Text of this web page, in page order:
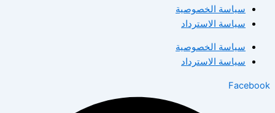
سياسة الخصوصية
سياسة الاسترداد
سياسة الخصوصية
سياسة الاسترداد
Facebook